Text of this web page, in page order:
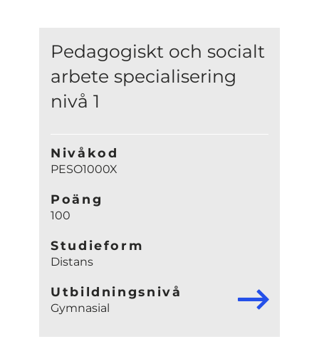
Pedagogiskt och socialt
arbete specialisering
nivå 1
Nivåkod
PESO1000X
Poäng
100
Studieform
Distans
Utbildningsnivå
Gymnasial